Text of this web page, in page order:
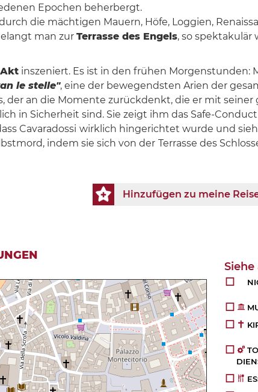
Epochen beherbergt.
die mächtigen Mauern, Höfe, Loggien,
man zur Terrasse des Engels, so spektakulär
inszeniert. Es ist in den frühen Morgenstunden:
le stelle", eine der bewegendsten Arien der
der an die Momente zurückdenkt, die er mit seiner
in Sicherheit sind. Sie zeigt ihm das Safe-
Cavaradossi wirklich hingerichtet wurde und
indem sie sich von der Terrasse des
Hinzufügen zu meine